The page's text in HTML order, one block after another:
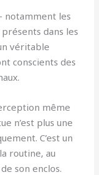
notamment les
dans les
véritable
conscients des
même
n’est plus une
C’est un
routine, au
son enclos.